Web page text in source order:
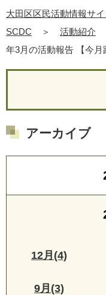
大田区区民活動情報サ
SCDC
＞ 活動紹介
年3月の活動報告 【今月
アーカイブ
12月(4)
9月(3)